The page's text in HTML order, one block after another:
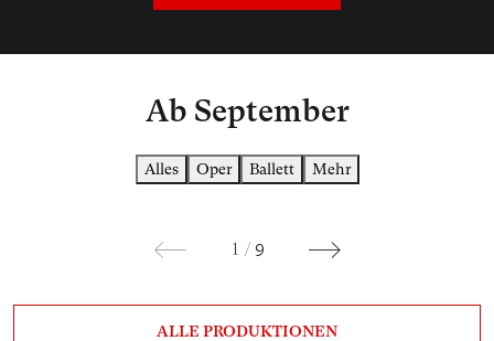
Ab September
Alles Oper Ballett Mehr
1 / 9
ALLE PRODUKTIONEN